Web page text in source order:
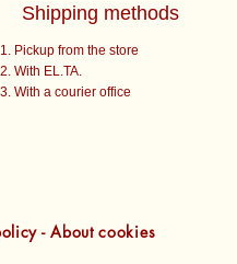
Shipping methods
Pickup from the store
With EL.TA.
With a courier office
- About cookies